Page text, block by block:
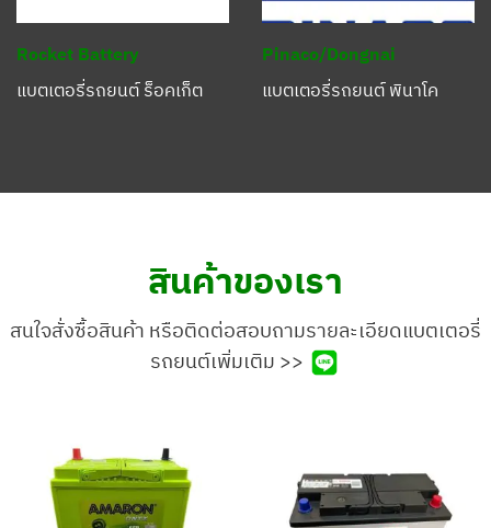
Rocket Battery
แบตเตอรี่รถยนต์ ร็อคเก็ต
Pinaco/Dongnai
แบตเตอรี่รถยนต์ พินาโค
สินค้าของเรา
สนใจสั่งซื้อสินค้า หรือติดต่อสอบถามรายละเอียดแบตเตอรี่
รถยนต์เพิ่มเติม >>